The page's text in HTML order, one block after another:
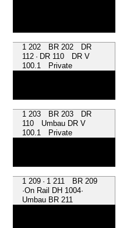
1 202 BR 202 DR
112 · DR 110 DR V
100.1 Private
1 203 BR 203 DR
110 Umbau DR V
100.1 Private
1 209 · 1 211 BR 209
·On Rail DH 1004·
Umbau BR 211